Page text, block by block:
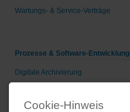
Wartungs- & Service-Verträge
Prozesse & Software-Entwicklung
Digitale Archivierung
Voice-over-IP
Cookie-Hinweis